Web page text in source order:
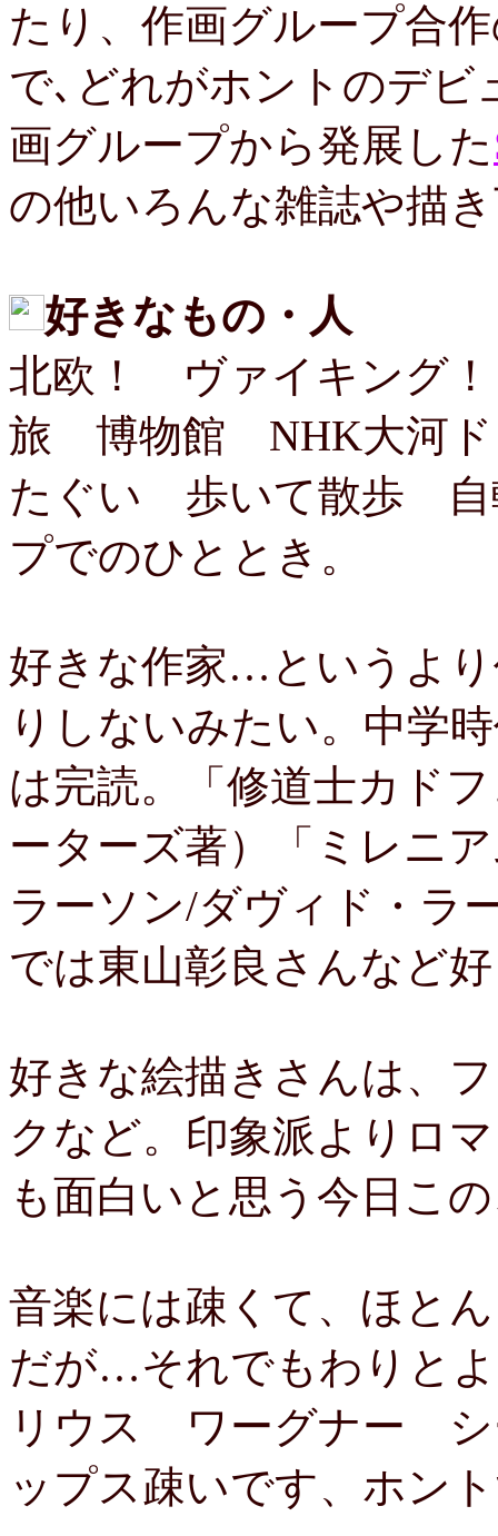
たり、作画グループ合
で､どれがホントのデビ
画グループから発展した
の他いろんな雑誌や描
好きなもの・人
北欧！ ヴァイキン
旅 博物館 NHK大河ド
たぐい 歩いて散歩 自
プでのひととき。
好きな作家…というよ
りしないみたい。中学
は完読。「修道士カド
ーターズ著）「ミレニ
ラーソン/ダヴィド・ラ
では東山彰良さんなど
好きな絵描きさんは、
クなど。印象派よりロ
も面白いと思う今日こ
音楽には疎くて、ほと
だが…それでもわりと
リウス ワーグナー シ
ップス疎いです、ホン